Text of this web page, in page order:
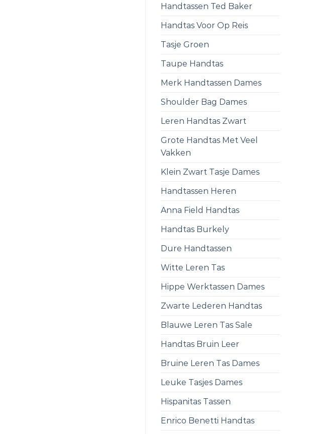
Handtassen Ted Baker
Handtas Voor Op Reis
Tasje Groen
Taupe Handtas
Merk Handtassen Dames
Shoulder Bag Dames
Leren Handtas Zwart
Grote Handtas Met Veel
Vakken
Klein Zwart Tasje Dames
Handtassen Heren
Anna Field Handtas
Handtas Burkely
Dure Handtassen
Witte Leren Tas
Hippe Werktassen Dames
Zwarte Lederen Handtas
Blauwe Leren Tas Sale
Handtas Bruin Leer
Bruine Leren Tas Dames
Leuke Tasjes Dames
Hispanitas Tassen
Enrico Benetti Handtas